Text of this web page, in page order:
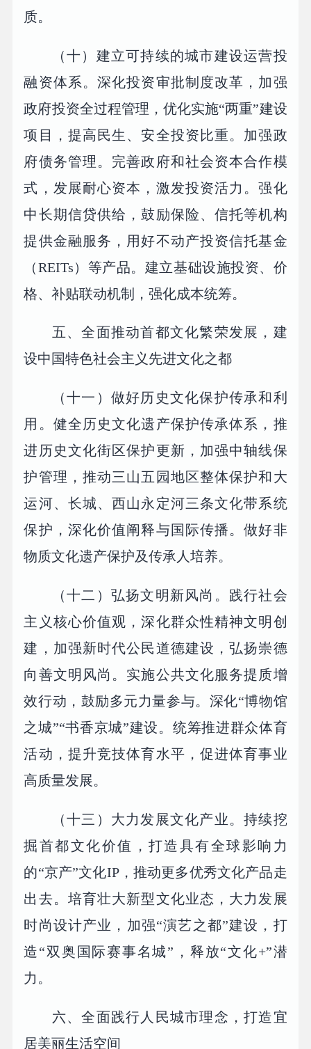
质。
（十）建立可持续的城市建设运营投
融资体系。深化投资审批制度改革，加强
政府投资全过程管理，优化实施“两重”建设
项目，提高民生、安全投资比重。加强政
府债务管理。完善政府和社会资本合作模
式，发展耐心资本，激发投资活力。强化
中长期信贷供给，鼓励保险、信托等机构
提供金融服务，用好不动产投资信托基金
（REITs）等产品。建立基础设施投资、价
格、补贴联动机制，强化成本统筹。
五、全面推动首都文化繁荣发展，建
设中国特色社会主义先进文化之都
（十一）做好历史文化保护传承和利
用。健全历史文化遗产保护传承体系，推
进历史文化街区保护更新，加强中轴线保
护管理，推动三山五园地区整体保护和大
运河、长城、西山永定河三条文化带系统
保护，深化价值阐释与国际传播。做好非
物质文化遗产保护及传承人培养。
（十二）弘扬文明新风尚。践行社会
主义核心价值观，深化群众性精神文明创
建，加强新时代公民道德建设，弘扬崇德
向善文明风尚。实施公共文化服务提质增
效行动，鼓励多元力量参与。深化“博物馆
之城”“书香京城”建设。统筹推进群众体育
活动，提升竞技体育水平，促进体育事业
高质量发展。
（十三）大力发展文化产业。持续挖
掘首都文化价值，打造具有全球影响力
的“京产”文化IP，推动更多优秀文化产品走
出去。培育壮大新型文化业态，大力发展
时尚设计产业，加强“演艺之都”建设，打
造“双奥国际赛事名城”，释放“文化+”潜
力。
六、全面践行人民城市理念，打造宜
居美丽生活空间